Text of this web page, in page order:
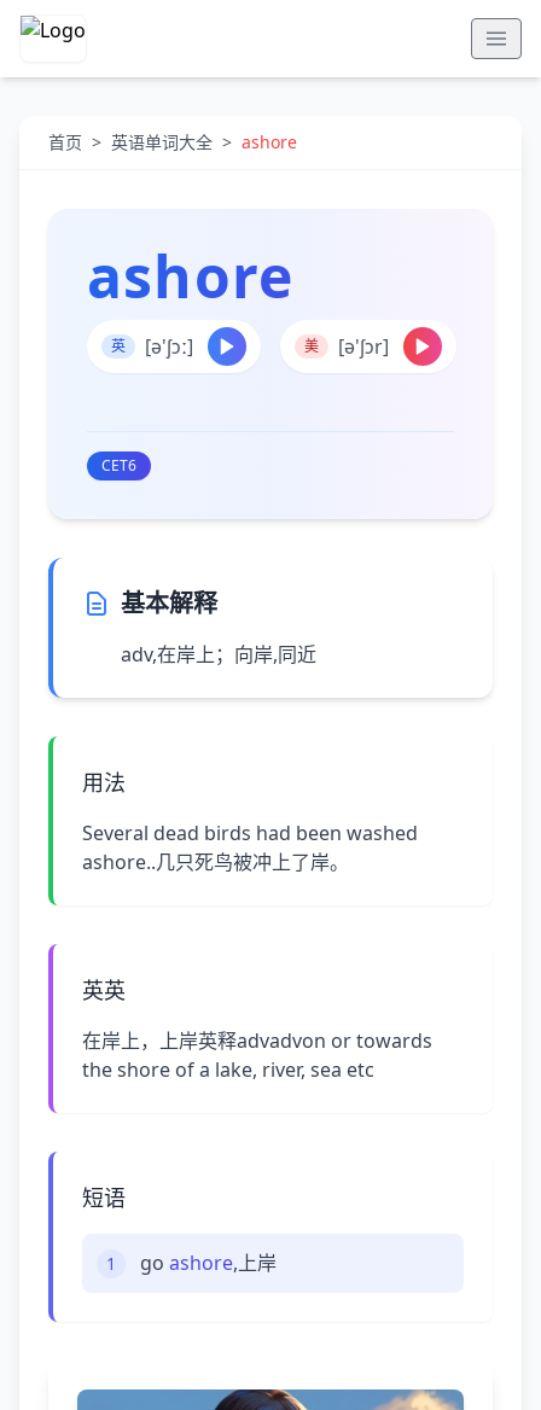
首页 > 英语单词大全 > ashore
ashore
英 [ə'ʃɔː] 美 [ə'ʃɔr]
CET6
基本解释
adv,在岸上；向岸,同近
用法
Several dead birds had been washed
ashore..几只死鸟被冲上了岸。
英英
在岸上，上岸英释advadvon or towards
the shore of a lake, river, sea etc
短语
1 go ashore,上岸